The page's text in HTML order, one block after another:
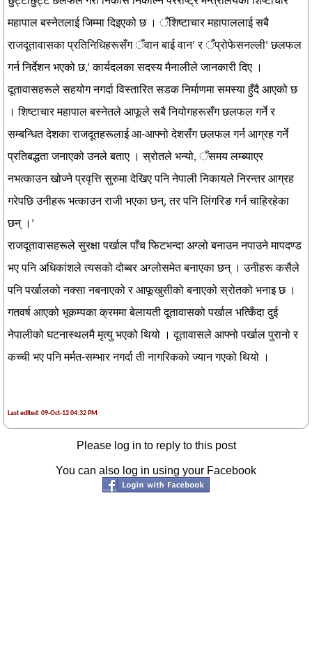
महापाल बस्नेतलाई जिम्मा दिइएको छ । ँशिष्टाचार महापाललाई सबै
राजदूतावासका प्रतिनिधिहरूसँग ँवान बाई वान’ र ँप्रोफेसनल्ली’ छलफल
गर्न निर्देशन भएको छ,’ कार्यदलका सदस्य मैनालीले जानकारी दिए ।
दूतावासहरूले सहयोग नगर्दा विस्तारित सडक निर्माणमा समस्या हुँदै आएको छ
। शिष्टाचार महापाल बस्नेतले आफूले सबै नियोगहरूसँग छलफल गर्ने र
सम्बन्धित देशका राजदूतहरूलाई आ-आफ्नो देशसँग छलफल गर्न आग्रह गर्ने
प्रतिबद्धता जनाएको उनले बताए । स्रोतले भन्यो, ँसमय लम्ब्याएर
नभत्काउन खोज्ने प्रवृत्ति सुरुमा देखिए पनि नेपाली निकायले निरन्तर आग्रह
गरेपछि उनीहरू भत्काउन राजी भएका छन्, तर पनि लिंगरिङ गर्न चाहिरहेका
छन् ।’
राजदूतावासहरूले सुरक्षा पर्खाल पाँच फिटभन्दा अग्लो बनाउन नपाउने मापदण्ड
भए पनि अधिकांशले त्यसको दोब्बर अग्लोसमेत बनाएका छन् । उनीहरू कसैले
पनि पर्खालको नक्सा नबनाएको र आफूखुसीको बनाएको स्रोतको भनाइ छ ।
गतवर्ष आएको भूकम्पका क्रममा बेलायती दूतावासको पर्खाल भत्किँदा दुई
नेपालीको घटनास्थलमै मृत्यु भएको थियो । दूतावासले आफ्नो पर्खाल पुरानो र
कच्ची भए पनि मर्मत-सम्भार नगर्दा ती नागरिकको ज्यान गएको थियो ।
Last edited: 09-Oct-12 04:32 PM
Please log in to reply to this post
You can also log in using your Facebook